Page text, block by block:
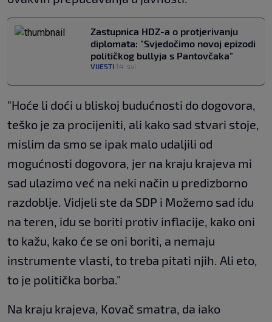
Zastupnica HDZ-a o protjerivanju
diplomata: "Svjedočimo novoj epizodi
političkog bullyja s Pantovčaka"
VIJESTI 14. svi.
"Hoće li doći u bliskoj budućnosti do dogovora,
teško je za procijeniti, ali kako sad stvari stoje,
mislim da smo se ipak malo udaljili od
mogućnosti dogovora, jer na kraju krajeva mi
sad ulazimo već na neki način u predizborno
razdoblje. Vidjeli ste da SDP i Možemo sad idu
na teren, idu se boriti protiv inflacije, kako oni
to kažu, kako će se oni boriti, a nemaju
instrumente vlasti, to treba pitati njih. Ali eto,
to je politička borba."
Na kraju krajeva, Kovač smatra, da iako